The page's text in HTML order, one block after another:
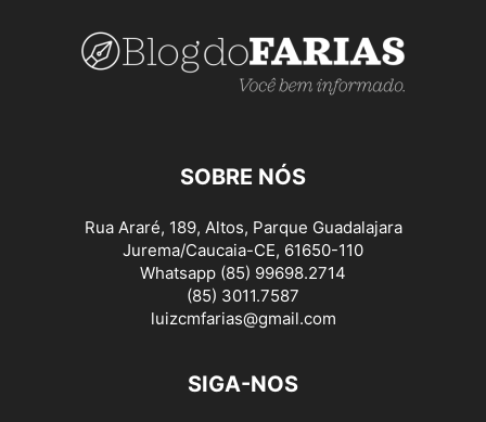
SOBRE NÓS
Rua Araré, 189, Altos, Parque Guadalajara
Jurema/Caucaia-CE, 61650-110
Whatsapp (85) 99698.2714
(85) 3011.7587
luizcmfarias@gmail.com
SIGA-NOS